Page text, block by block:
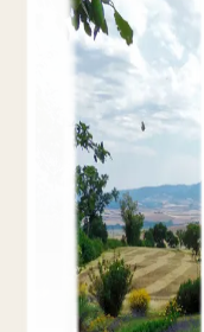
Guía
Hotel
para
23 de mayo de
Teo Yordanov
12 min de lectura
Guía SEO
IA
Cómo los
reservas